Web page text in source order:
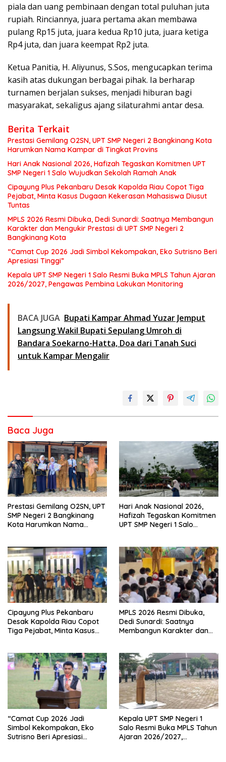
piala dan uang pembinaan dengan total puluhan juta
rupiah. Rinciannya, juara pertama akan membawa
pulang Rp15 juta, juara kedua Rp10 juta, juara ketiga
Rp4 juta, dan juara keempat Rp2 juta.
Ketua Panitia, H. Aliyunus, S.Sos, mengucapkan terima
kasih atas dukungan berbagai pihak. Ia berharap
turnamen berjalan sukses, menjadi hiburan bagi
masyarakat, sekaligus ajang silaturahmi antar desa.
Berita Terkait
Prestasi Gemilang O2SN, UPT SMP Negeri 2 Bangkinang Kota
Harumkan Nama Kampar di Tingkat Provins
Hari Anak Nasional 2026, Hafizah Tegaskan Komitmen UPT
SMP Negeri 1 Salo Wujudkan Sekolah Ramah Anak
Cipayung Plus Pekanbaru Desak Kapolda Riau Copot Tiga
Pejabat, Minta Kasus Dugaan Kekerasan Mahasiswa Diusut
Tuntas
MPLS 2026 Resmi Dibuka, Dedi Sunardi: Saatnya Membangun
Karakter dan Mengukir Prestasi di UPT SMP Negeri 2
Bangkinang Kota
“Camat Cup 2026 Jadi Simbol Kekompakan, Eko Sutrisno Beri
Apresiasi Tinggi”
Kepala UPT SMP Negeri 1 Salo Resmi Buka MPLS Tahun Ajaran
2026/2027, Pengawas Pembina Lakukan Monitoring
BACA JUGA Bupati Kampar Ahmad Yuzar Jemput
Langsung Wakil Bupati Sepulang Umroh di
Bandara Soekarno-Hatta, Doa dari Tanah Suci
untuk Kampar Mengalir
Baca Juga
Prestasi Gemilang O2SN, UPT
SMP Negeri 2 Bangkinang
Kota Harumkan Nama
Hari Anak Nasional 2026,
Hafizah Tegaskan Komitmen
UPT SMP Negeri 1 Salo
Cipayung Plus Pekanbaru
Desak Kapolda Riau Copot
Tiga Pejabat, Minta Kasus
MPLS 2026 Resmi Dibuka,
Dedi Sunardi: Saatnya
Membangun Karakter dan
“Camat Cup 2026 Jadi
Simbol Kekompakan, Eko
Sutrisno Beri Apresiasi
Kepala UPT SMP Negeri 1
Salo Resmi Buka MPLS Tahun
Ajaran 2026/2027,